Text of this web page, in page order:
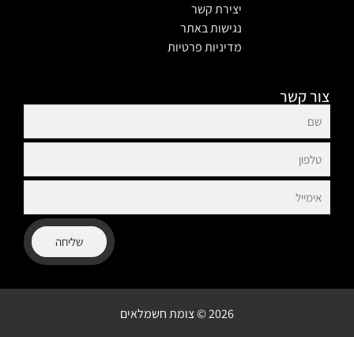
יצירת קשר
נגישות באתר
מדיניות פרטיות
צור קשר
שליחה
2026 © צומת חשמלאים